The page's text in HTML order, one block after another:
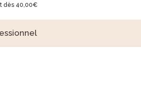
dès 40,00€